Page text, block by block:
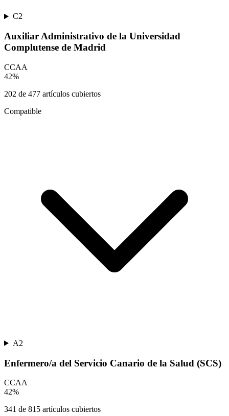
C2
Auxiliar Administrativo de la Universidad
Complutense de Madrid
CCAA
42%
202 de 477 artículos cubiertos
Compatible
A2
Enfermero/a del Servicio Canario de la Salud (SCS)
CCAA
42%
341 de 815 artículos cubiertos